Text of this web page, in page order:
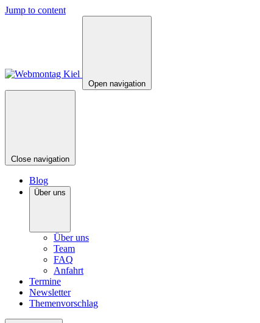
Jump to content
Open navigation
Close navigation
Blog
Über uns
Über uns
Team
FAQ
Anfahrt
Termine
Newsletter
Themenvorschlag